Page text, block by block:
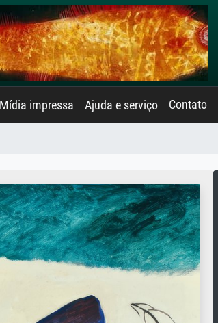
Mídia impressa Ajuda e serviço Contato